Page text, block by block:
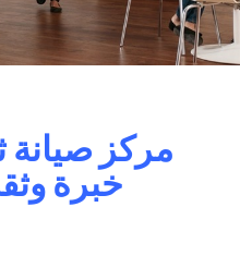
مركز صيانة
خبرة